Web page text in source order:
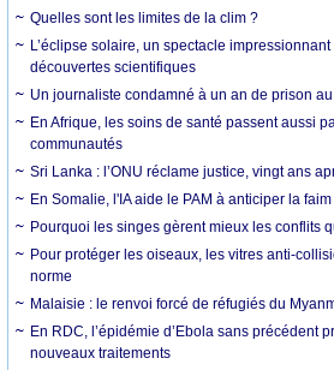
Quelles sont les limites de la clim ?
L’éclipse solaire, un spectacle
découvertes scientifiques
Un journaliste condamné à un an de prison
En Afrique, les soins de santé passent aussi
communautés
Sri Lanka : l’ONU réclame justice, vingt ans
En Somalie, l'IA aide le PAM à anticiper la
Pourquoi les singes gèrent mieux les conflits
Pour protéger les oiseaux, les vitres anti-
norme
Malaisie : le renvoi forcé de réfugiés du
En RDC, l’épidémie d’Ebola sans précédent
nouveaux traitements